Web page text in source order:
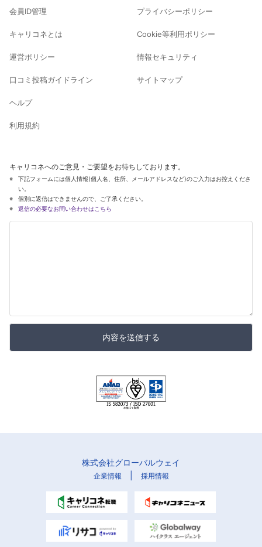
会員ID管理
キャリコネとは
運営ポリシー
口コミ投稿ガイドライン
ヘルプ
利用規約
プライバシーポリシー
Cookie等利用ポリシー
情報セキュリティ
サイトマップ
キャリコネへのご意見・ご要望をお待ちしております。
下記フォームには個人情報(個人名、住所、メールアドレスなど)のご入力はお控えくださ
い。
個別に返信はできませんので、ご了承ください。
返信の必要なお問い合わせはこちら
内容を送信する
株式会社グローバルウェイ
企業情報 採用情報